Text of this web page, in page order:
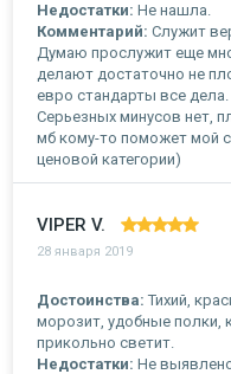
Недостатки: Не нашла.
Комментарий: Служит
Думаю прослужит еще
делают достаточно не
евро стандарты все
Серьезных минусов нет,
мб кому-то поможет мой
ценовой категории)
VIPER V.
28 января 2019
Достоинства: Тихий,
морозит, удобные полки,
прикольно светит.
Недостатки: Не